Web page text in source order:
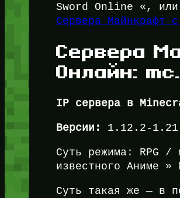
Sword Online «,
Сервера Майнкрафт с
Сервера
Онлайн:
IP сервера в
Версии: 1.12.2-
Суть режима: RPG /
известного Аниме »
Суть такая же — в